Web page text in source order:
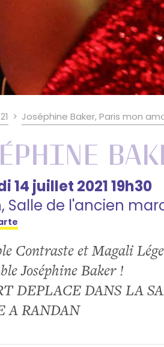
Joséphine Baker, Paris mon
14 juillet 2021 19h30
Salle de l'ancien
Contraste et Magali
Joséphine Baker !
DEPLACE DANS LA
A RANDAN